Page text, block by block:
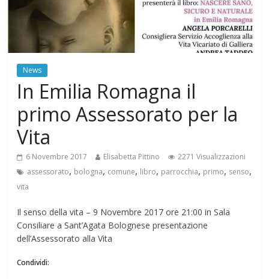
News
In Emilia Romagna il
primo Assessorato per la
Vita
6 Novembre 2017 Elisabetta Pittino
2271 Visualizzazioni
assessorato, bologna, comune, libro, parrocchia, primo, senso,
vita
Il senso della vita – 9 Novembre 2017 ore 21:00 in Sala
Consiliare a Sant’Agata Bolognese presentazione
dell’Assessorato alla Vita
Condividi: